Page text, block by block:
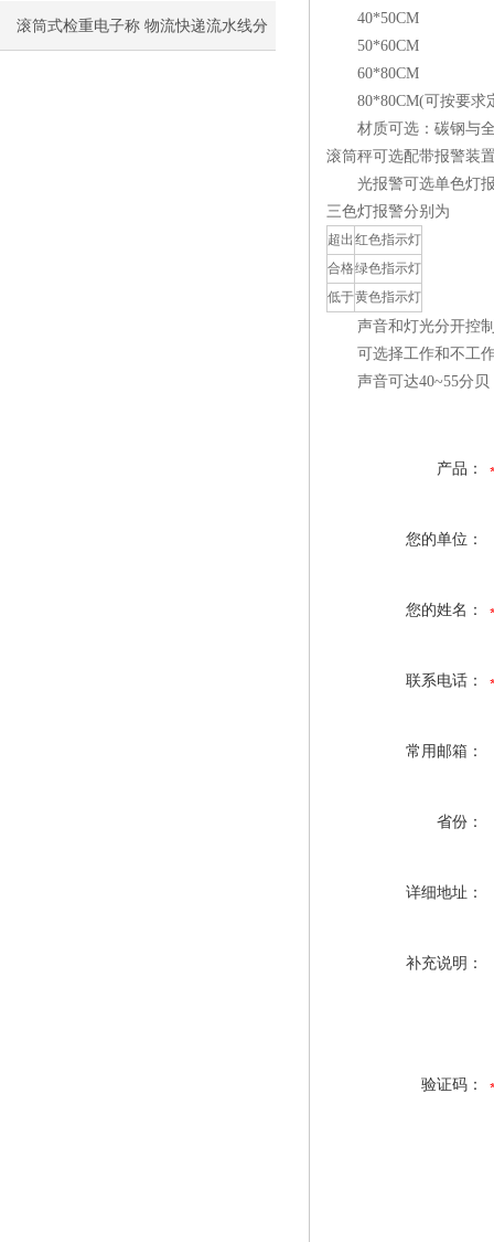
送线称重
滚筒式检重电子称 物流快递流水线分
40*50CM
50*60CM
60*80CM
80*80CM(可按要求
材质可选：碳钢与全
滚筒秤可选配带报警装
光报警可选单色灯报
三色灯报警分别为
超出 红色指示灯
合格绿色指示灯
低于黄色指示灯
声音和灯光分开控
可选择工作和不工作
声音可达40~55分贝
产品：
您的单位：
您的姓名：
联系电话：
常用邮箱：
省份：
详细地址：
补充说明：
验证码：